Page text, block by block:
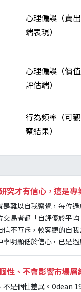
心理偏誤（賣出
端表現）
心理偏誤（價值
評估端）
行為頻率（可觀
察結果）
究才有信心，這是專
難以自我察覺，每位
交易者都「自評優於平
不互斥，較客觀的自
明顯低於信心，已是過
性、不會影響市場層
是個性差異。Odean